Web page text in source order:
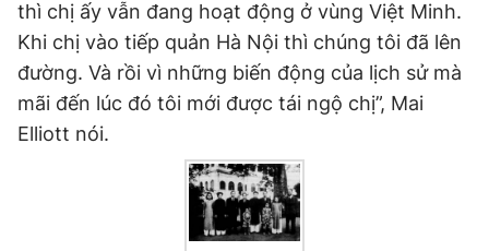
thì chị ấy vẫn đang hoạt động ở vùng Việt Minh.
Khi chị vào tiếp quản Hà Nội thì chúng tôi đã lên
đường. Và rồi vì những biến động của lịch sử mà
mãi đến lúc đó tôi mới được tái ngộ chị”, Mai
Elliott nói.